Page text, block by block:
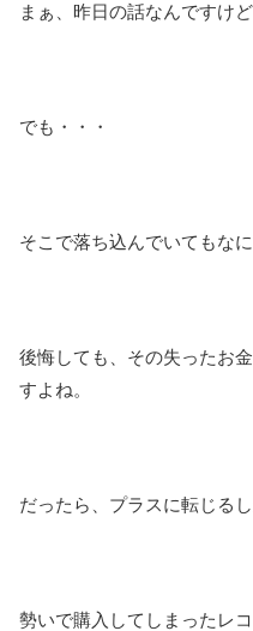
まぁ、昨日の話なんですけど
でも・・・
そこで落ち込んでいてもな
後悔しても、その失ったお
すよね。
だったら、プラスに転じる
勢いで購入してしまったレコ